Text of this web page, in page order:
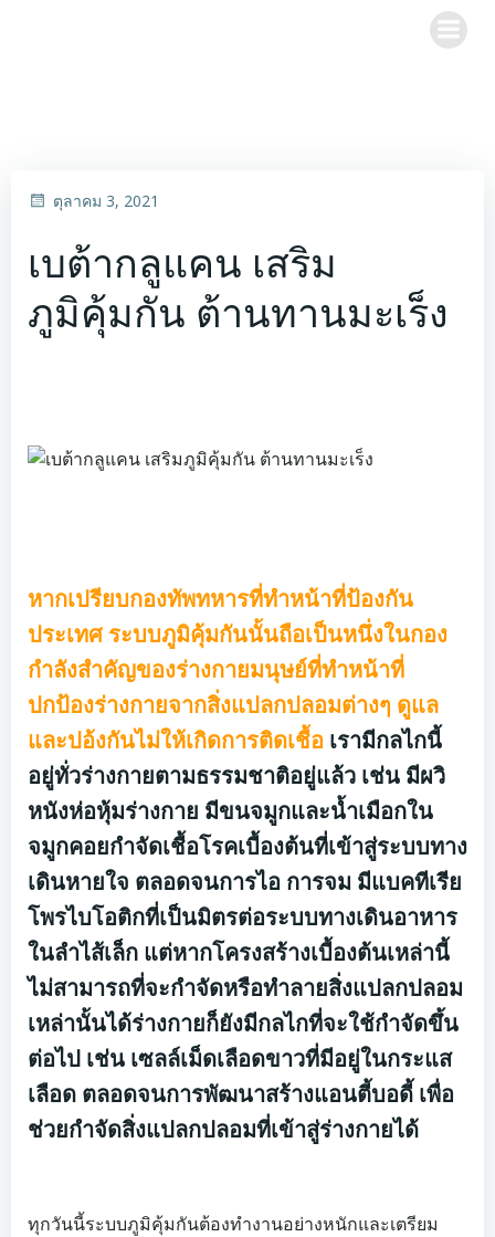
ตุลาคม 3, 2021
เบต้ากลูแคน เสริม
ภูมิคุ้มกัน ต้านทานมะเร็ง
หากเปรียบกองทัพทหารที่ทำหน้าที่ป้องกัน
ประเทศ ระบบภูมิคุ้มกันนั้นถือเป็นหนึ่งในกอง
กำลังสำคัญของร่างกายมนุษย์ที่ทำหน้าที่
ปกป้องร่างกายจากสิ่งแปลกปลอมต่างๆ ดูแล
และปอ้งกันไม่ให้เกิดการติดเชื้อ เรามีกลไกนี้
อยู่ทั่วร่างกายตามธรรมชาติอยู่แล้ว เช่น มีผวิ
หนังห่อหุ้มร่างกาย มีขนจมูกและน้ำเมือกใน
จมูกคอยกำจัดเชื้อโรคเบื้องต้นที่เข้าสู่ระบบทาง
เดินหายใจ ตลอดจนการไอ การจม มีแบคทีเรีย
โพรไบโอติกที่เป็นมิตรต่อระบบทางเดินอาหาร
ในลำไส้เล็ก แต่หากโครงสร้างเบื้องต้นเหล่านี้
ไม่สามารถที่จะกำจัดหรือทำลายสิ่งแปลกปลอม
เหล่านั้นได้ร่างกายก็ยังมีกลไกที่จะใช้กำจัดขึ้น
ต่อไป เช่น เซลล์เม็ดเลือดขาวที่มีอยู่ในกระแส
เลือด ตลอดจนการพัฒนาสร้างแอนตี้บอดี้ เพื่อ
ช่วยกำจัดสิ่งแปลกปลอมที่เข้าสู่ร่างกายได้
ทุกวันนี้ระบบภูมิคุ้มกันต้องทำงานอย่างหนักและเตรียม